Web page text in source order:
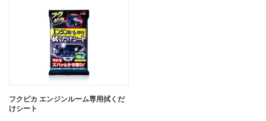
フクピカ エンジンルーム専用拭くだ
けシート